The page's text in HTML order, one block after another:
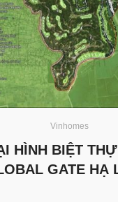
Vinhomes
HÌNH BIỆT
GATE HẠ